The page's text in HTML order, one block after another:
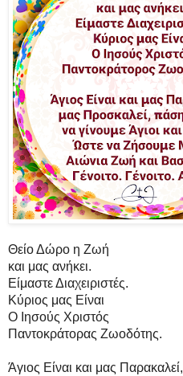
Θείο Δώρο η Ζωή
και μας ανήκει.
Είμαστε Διαχειριστές.
Κύριος μας Είναι
Ο Ιησούς Χριστός
Παντοκράτορας Ζωοδότης.
Άγιος Είναι και μας Παρακαλεί,